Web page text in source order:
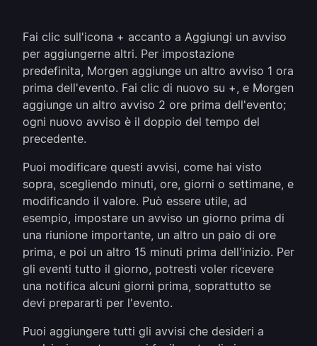
Fai clic sull'icona + accanto a Aggiungi un avviso
per aggiungerne altri. Per impostazione
predefinita, Morgen aggiunge un altro avviso 1 ora
prima dell'evento. Fai clic di nuovo su +, e Morgen
aggiunge un altro avviso 2 ore prima dell'evento;
ogni nuovo avviso è il doppio del tempo del
precedente.
Puoi modificare questi avvisi, come hai visto
sopra, scegliendo minuti, ore, giorni o settimane, e
modificando il valore. Può essere utile, ad
esempio, impostare un avviso un giorno prima di
una riunione importante, un altro un paio di ore
prima, e poi un altro 15 minuti prima dell'inizio. Per
gli eventi tutto il giorno, potresti voler ricevere
una notifica alcuni giorni prima, soprattutto se
devi prepararti per l'evento.
Puoi aggiungere tutti gli avvisi che desideri a